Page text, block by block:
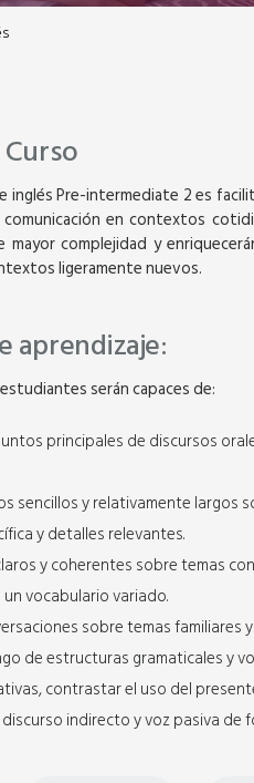
inglés Pre-intermediate 2 es
en contextos
mayor complejidad y
ligeramente nuevos.
aprendizaje:
serán capaces de:
principales de discursos
sencillos y relativamente largos
y detalles relevantes.
y coherentes sobre temas
vocabulario variado.
sobre temas
de estructuras gramaticales y
contrastar el uso del
indirecto y voz pasiva de
BEGINNER 1
36 horas académicas